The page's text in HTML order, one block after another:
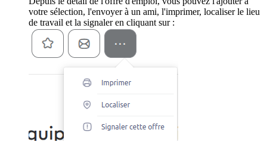
votre sélection, l'envoyer à un ami, l'imprimer, localiser le lieu
de travail et la signaler en cliquant sur :